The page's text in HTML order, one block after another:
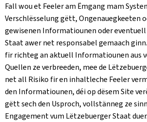
Fall wou et Feeler am Ëmgang mam
Verschlësselung gëtt, Ongenauegkeeten
gewisenen Informatiounen oder
Staat awer net responsabel gemaach
fir richteg an aktuell Informatiounen aus
Quellen ze verbreeden, mee de
net all Risiko fir en inhaltleche Feeler
den Informatiounen, déi op dësem Site
gëtt sech den Usproch, vollstänneg ze
Engagement vum Lëtzebuerger Staat